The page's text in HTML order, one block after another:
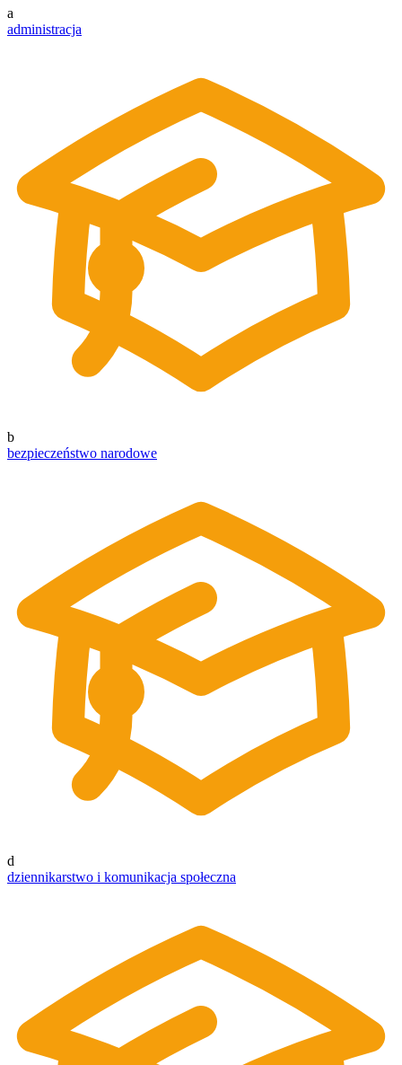
a
administracja
b
bezpieczeństwo narodowe
d
dziennikarstwo i komunikacja społeczna